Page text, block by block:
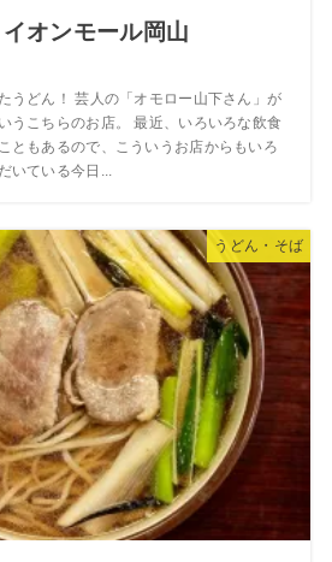
オンモール岡山
うどん！ 芸人の「オモロー山下さん」が
うこちらのお店。 最近、いろいろな飲食
ともあるので、こういうお店からもいろ
いている今日...
うどん・そば